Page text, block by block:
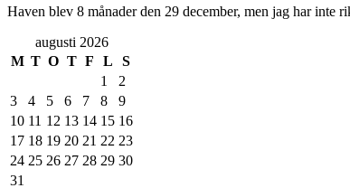
Haven blev 8 månader den 29 december, men jag har
augusti 2026
M T O T F L
S
1
2
3
4 5 6 7 8
9
10 11 12 13 14 15 16
17 18 19 20 21 22 23
24 25 26 27 28 29 30
31